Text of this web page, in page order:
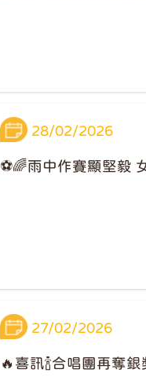
28/02/2026
⚽️🌈雨中作賽顯堅毅
27/02/2026
🔥喜訊🍾合唱團再奪